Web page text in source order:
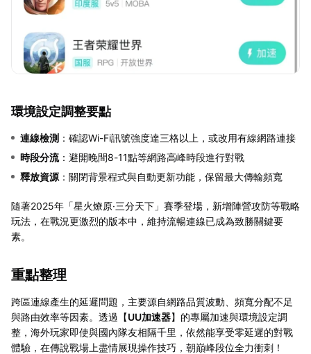
環境設定調整要點
連線檢測 ：確認Wi-Fi訊號強度達三格以上，或改用有線網路連接
時段分流：避開晚間8-11點等網路高峰時段進行對戰
釋放資源 ：關閉背景程式與自動更新功能，保留最大傳輸頻寬
隨著2025年「星火燎原·三分天下」賽季登場，新增陣營攻防等戰略
玩法，在戰況更激烈的版本中，維持流暢連線已成為致勝關鍵要
素。
重點整理
跨區連線產生的延遲問題，主要源自網路品質波動、頻寬分配不足
與路由效率等因素。透過【UU加速器】的專屬加速與環境設定調
整，海外玩家即使與國內隊友相隔千里，依然能享受零延遲的對戰
體驗，在傳說戰場上盡情展現操作技巧，朝巔峰段位全力衝刺！